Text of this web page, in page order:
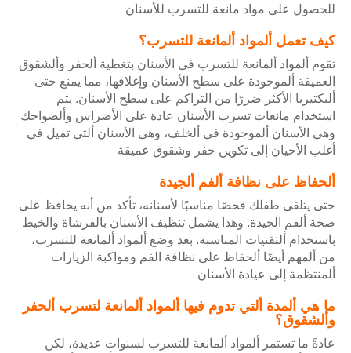
للحصول على مواد مانعة للتسرب للأسنان
كيف تعمل ألمواد ألمانعة للتسرب؟
تقوم ألمواد ألمانعة للتسرب في الأسنان بتغطية ألحفر وألشقوق
العميقة ألموجودة على سطح الأسنان وإغلاقها، مما يمنع حتى
ألبكتيريا الأكثر ضررًا من التراكم على سطح الأسنان. يتم
استخدام مانعات تسرب الأسنان عادة على الأضراس وألضواحك
وهي الأسنان ألموجودة في ألخلف، وهي الأسنان ألتي تميل في
أغلب الأحيان إلى تكوين حفر وشقوق عميقة
ألحفاظ على نظافة ألفم ألجيدة
حتى يتلقى طفلك فحصًا مناسبًا لأسنانه، تأكد من أنه يحافظ على
صحة ألفم الجيدة. وهذا يشمل تنظيف الأسنان بالفرشاة والخيط
باستخدام ألتقنيات المناسبة. بعد وضع ألمواد ألمانعة للتسرب،
من ألمهم أيضًا ألحفاظ على نظافة الفم ومواكبة الزيارات
ألمنتظمة إلى عيادة الأسنان
ما هي ألمدة ألتي تدوم فيها ألمواد ألمانعة لتسرب ألحفر
وألشقوق؟
عادةً ما تستمر ألمواد ألمانعة للتسرب لسنوات عديدة، لكن